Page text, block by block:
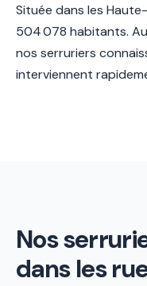
Située dans les
504 078 habitants.
nos serruriers
interviennent
Nos
dans les